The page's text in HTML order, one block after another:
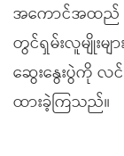
အကောင်အထည် ဖ
တွင်ရှမ်းလူမျိုးမ
ဆွေးနွေးပွဲကို လ
ထားခဲ့ကြသည်။